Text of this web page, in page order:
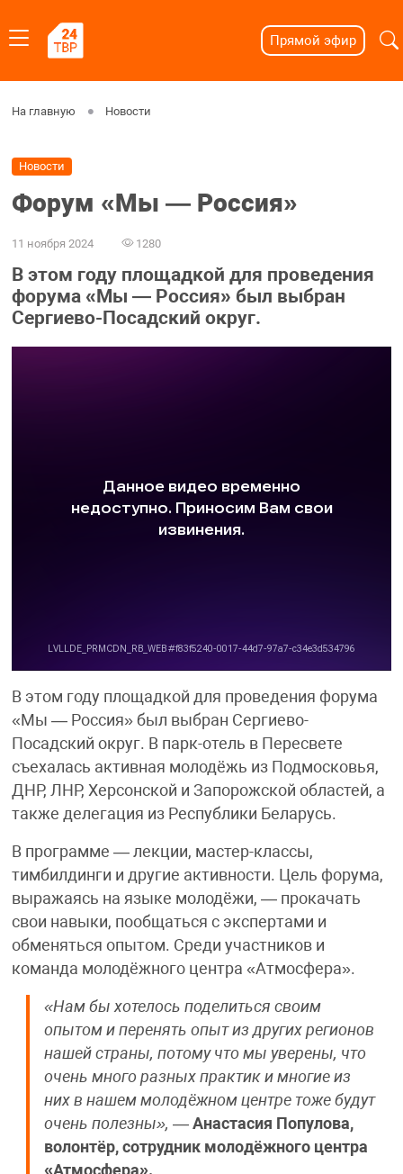
Прямой эфир
На главную Новости
Новости
Форум «Мы — Россия»
11 ноября 2024 1280
В этом году площадкой для проведения
форума «Мы — Россия» был выбран
Сергиево-Посадский округ.
В этом году площадкой для проведения форума
«Мы — Россия» был выбран Сергиево-
Посадский округ. В парк-отель в Пересвете
съехалась активная молодёжь из Подмосковья,
ДНР, ЛНР, Херсонской и Запорожской областей, а
также делегация из Республики Беларусь.
В программе — лекции, мастер-классы,
тимбилдинги и другие активности. Цель форума,
выражаясь на языке молодёжи, — прокачать
свои навыки, пообщаться с экспертами и
обменяться опытом. Среди участников и
команда молодёжного центра «Атмосфера».
«Нам бы хотелось поделиться своим
опытом и перенять опыт из других регионов
нашей страны, потому что мы уверены, что
очень много разных практик и многие из
них в нашем молодёжном центре тоже будут
очень полезны», — Анастасия Популова,
волонтёр, сотрудник молодёжного центра